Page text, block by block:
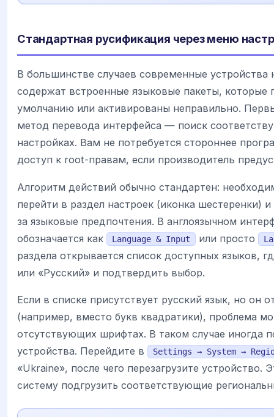
Стандартная русификация через меню
В большинстве случаев современные устройства
содержат встроенные языковые пакеты, которые
умолчанию или активированы неправильно.
метод перевода интерфейса — поиск
настройках. Вам не потребуется стороннее
доступ к root-правам, если производитель
Алгоритм действий обычно стандартен:
перейти в раздел настроек (иконка шестеренки)
за языковые предпочтения. В англоязычном
обозначается как
Language & Input или просто
раздела открывается список доступных языков,
или «Русский» и подтвердить выбор.
Если в списке присутствует русский язык, но он
(например, вместо букв квадратики), проблема
отсутствующих шрифтах. В таком случае иногда
устройства. Перейдите в
Settings → System →
«Ukraine», после чего перезагрузите устройство.
систему подгрузить соответствующие